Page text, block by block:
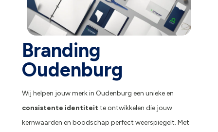
Branding
Oudenburg
Wij helpen jouw merk in Oudenburg een unieke en
consistente identiteitte ontwikkelen die jouw
kernwaarden en boodschap perfect weerspiegelt. Met